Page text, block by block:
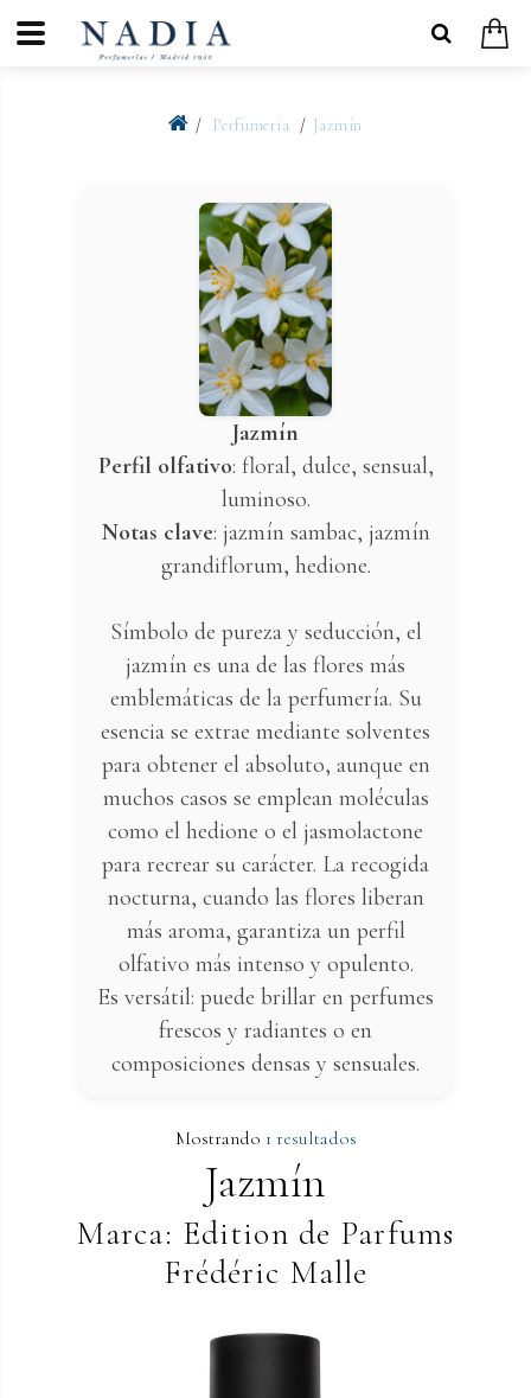
Perfumeria Jazmín
Jazmín
Perfil olfativo: floral, dulce, sensual,
luminoso.
Notas clave: jazmín sambac, jazmín
grandiflorum, hedione.
Símbolo de pureza y seducción, el
jazmín es una de las flores más
emblemáticas de la perfumería. Su
esencia se extrae mediante solventes
para obtener el absoluto, aunque en
muchos casos se emplean moléculas
como el hedione o el jasmolactone
para recrear su carácter. La recogida
nocturna, cuando las flores liberan
más aroma, garantiza un perfil
olfativo más intenso y opulento.
Es versátil: puede brillar en perfumes
frescos y radiantes o en
composiciones densas y sensuales.
Mostrando 1 resultados
Jazmín
Marca: Edition de Parfums
Frédéric Malle